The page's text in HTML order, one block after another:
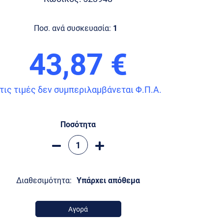
Ποσ. ανά συσκευασία: 1
43,87 €
τιμές δεν συμπεριλαμβάνεται Φ.Π.Α.
Ποσότητα
Διαθεσιμότητα: Υπάρχει απόθεμα
Αγορά